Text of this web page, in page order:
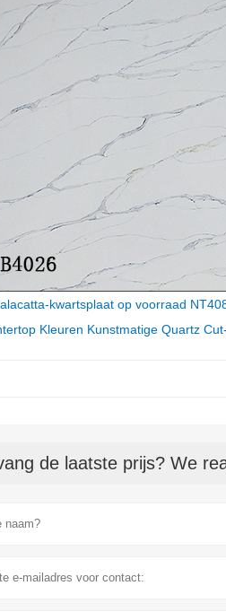
kwartsplaat op voorraad
Kleuren Kunstmatige Quartz
de laatste prijs? We